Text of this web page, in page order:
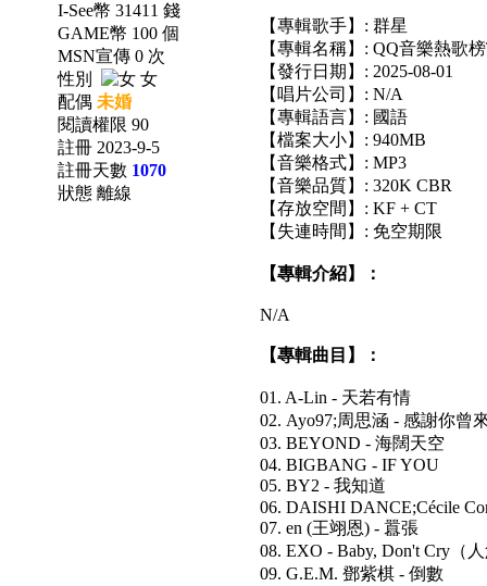
I-See幣 31411 錢
GAME幣 100 個
MSN宣傳 0 次
性別
女
配偶 未婚
閱讀權限 90
註冊 2023-9-5
註冊天數 1070
狀態 離線
【專輯歌手】: 群星
【專輯名稱】: QQ音樂熱歌
【發行日期】: 2025-08-01
【唱片公司】: N/A
【專輯語言】: 國語
【檔案大小】: 940MB
【音樂格式】: MP3
【音樂品質】: 320K CBR
【存放空間】: KF + CT
【失連時間】: 免空期限
【專輯介紹】：
N/A
【專輯曲目】：
01. A-Lin - 天若有情
02. Ayo97;周思涵 - 感謝你曾
03. BEYOND - 海闊天空
04. BIGBANG - IF YOU
05. BY2 - 我知道
06. DAISHI DANCE;Cécile
07. en (王翊恩) - 囂張
08. EXO - Baby, Don't Cry（
09. G.E.M. 鄧紫棋 - 倒數